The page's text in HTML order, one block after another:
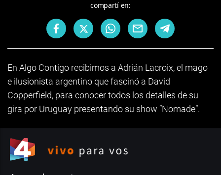
compartí en:
En Algo Contigo recibimos a Adrián Lacroix, el mago
e ilusionista argentino que fascinó a David
Copperfield, para conocer todos los detalles de su
gira por Uruguay presentando su show “Nomade”.